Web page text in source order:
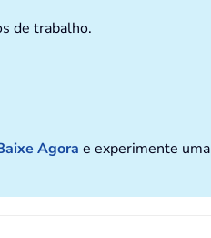
de trabalho.
Agora e experimente uma